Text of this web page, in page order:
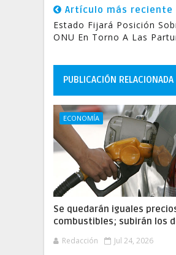
Artículo más reciente
Estado Fijará Posición
ONU En Torno A Las
PUBLICACIÓN RELACIONADA
ECONOMÍA
Se quedarán iguales
combustibles; subirán los
Redacción Jul 24, 2026